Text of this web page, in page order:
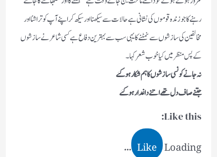
رہنے کا جو زندہ قوموں کی نشانی ہے حالات سے سیکھنا اور سیکھ کر اپنے آپ کو تراشنااور
مخالفین کی سازشوں سے نمٹنے کا یہی سب سے بہترین دفاع ہے کسی شاعر نے سازشوں
کے پس منظر میں کیا خوب شعر کہا۔
نہ جانے کونسی سازشوں کا ہم شکار ہوگئے
جتنے صاف دل تھے اتنے داغدار ہوگئے
Like this:
Like Loading...